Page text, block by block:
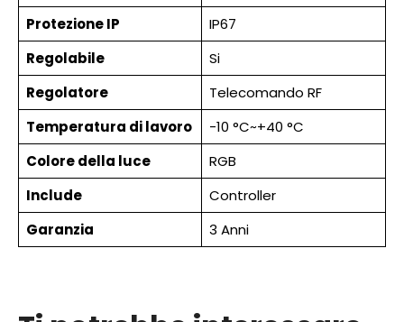
Protezione IP
IP67
Regolabile
Si
Regolatore
Telecomando RF
Temperatura di lavoro
-10 °C~+40 °C
Colore della luce
RGB
Include
Controller
Garanzia
3 Anni